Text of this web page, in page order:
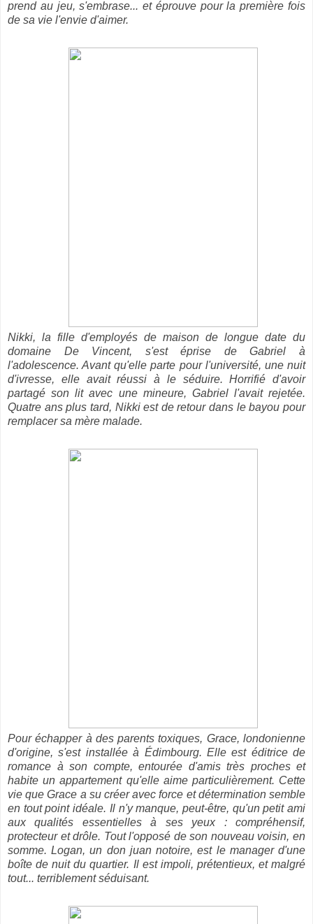
prend au jeu, s'embrase... et éprouve pour la première fois
de sa vie l'envie d'aimer.
Nikki, la fille d'employés de maison de longue date du
domaine De Vincent, s'est éprise de Gabriel à
l'adolescence. Avant qu'elle parte pour l'université, une nuit
d'ivresse, elle avait réussi à le séduire. Horrifié d'avoir
partagé son lit avec une mineure, Gabriel l'avait rejetée.
Quatre ans plus tard, Nikki est de retour dans le bayou pour
remplacer sa mère malade.
Pour échapper à des parents toxiques, Grace, londonienne
d'origine, s'est installée à Édimbourg. Elle est éditrice de
romance à son compte, entourée d'amis très proches et
habite un appartement qu'elle aime particulièrement. Cette
vie que Grace a su créer avec force et détermination semble
en tout point idéale. Il n'y manque, peut-être, qu'un petit ami
aux qualités essentielles à ses yeux : compréhensif,
protecteur et drôle. Tout l'opposé de son nouveau voisin, en
somme. Logan, un don juan notoire, est le manager d'une
boîte de nuit du quartier. Il est impoli, prétentieux, et malgré
tout... terriblement séduisant.